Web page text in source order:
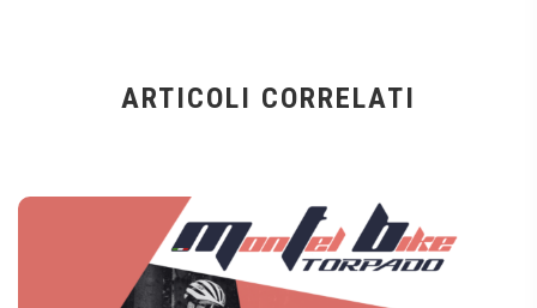
ARTICOLI CORRELATI